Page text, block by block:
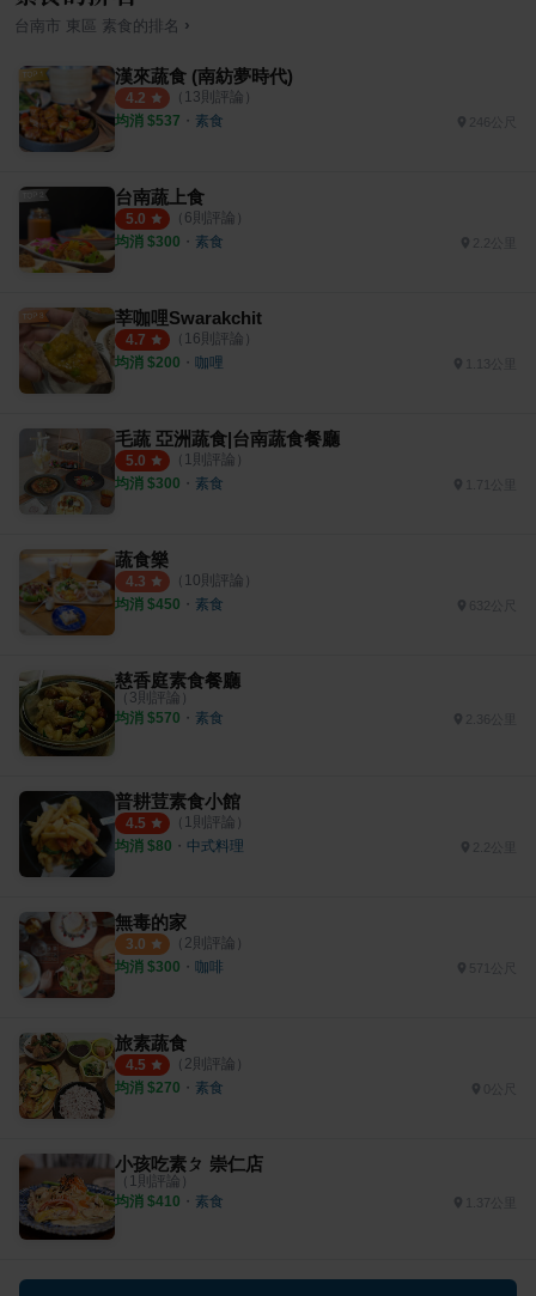
台南市 東區 素食的排名 ›
漢來蔬食 (南紡夢時代)
4.2 （ 13則評論）
均消 $537 ・ 素食 246公尺
台南蔬上食
5.0 （ 6則評論）
均消 $300 ・ 素食
莘咖哩Swarakchit
4.7 （ 16則評論）
均消 $200 ・ 咖哩
毛蔬 亞洲蔬食|台南蔬食餐廳
5.0 （ 1則評論）
均消 $300 ・ 素食
蔬食樂
4.3 （ 10則評論）
均消 $450 ・ 素食
慈香庭素食餐廳
（ 3則評論）
均消 $570 ・ 素食
普耕荳素食小館
4.5 （ 1則評論）
均消 $80 ・ 中式料理
無毒的家
3.0 （ 2則評論）
均消 $300 ・ 咖啡 571公尺
旅素蔬食
4.5 （ 2則評論）
均消 $270 ・ 素食
小孩吃素ㄆ 崇仁店
（ 1則評論）
均消 $410 ・ 素食